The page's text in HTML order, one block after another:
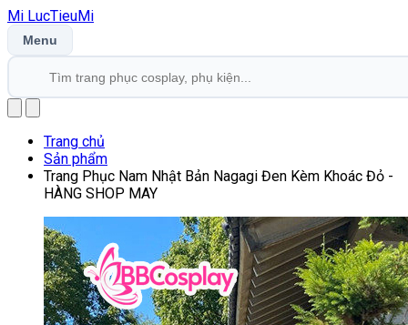
Mi LucTieuMi
Menu
Trang chủ
Sản phẩm
Trang Phục Nam Nhật Bản Nagagi Đen Kèm Khoác Đỏ -
HÀNG SHOP MAY